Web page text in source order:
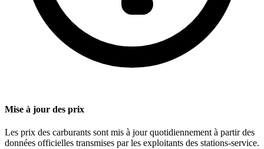
Mise à jour des prix
Les prix des carburants sont mis à jour quotidiennement à partir des
données officielles transmises par les exploitants des stations-service.